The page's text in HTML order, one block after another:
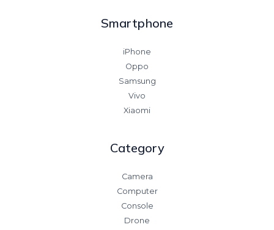
Smartphone
iPhone
Oppo
Samsung
Vivo
Xiaomi
Category
Camera
Computer
Console
Drone